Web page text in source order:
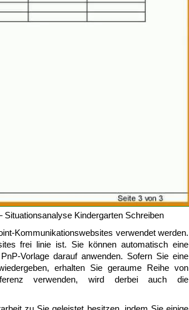
Kindergarten Schreiben
Kommunikationswebsites verwendet werden.
frei linie ist. Sie können automatisch eine
Vorlage darauf anwenden. Sofern Sie eine
erhalten Sie geraume Reihe von
verwenden, wird derbei auch die